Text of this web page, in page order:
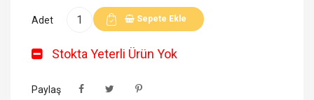
Adet Sepete Ekle
Stokta Yeterli Ürün Yok
Paylaş